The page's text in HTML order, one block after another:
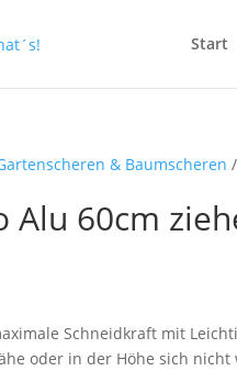
Start
& Baumscheren
Alu 60cm
Schneidkraft mit
oder in der Höhe sich